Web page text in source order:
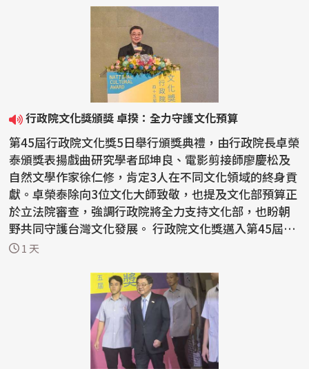
行政院文化獎頒獎 卓揆：全力守護文化預算
第45屆行政院文化獎5日舉行頒獎典禮，由行政院長卓榮
泰頒獎表揚戲曲研究學者邱坤良、電影剪接師廖慶松及
自然文學作家徐仁修，肯定3人在不同文化領域的終身貢
獻。卓榮泰除向3位文化大師致敬，也提及文化部預算正
於立法院審查，強調行政院將全力支持文化部，也盼朝
野共同守護台灣文化發展。 行政院文化獎邁入第45屆，
今...1 天